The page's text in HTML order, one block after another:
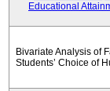
Educational
Bivariate Analysis of
Students’ Choice of